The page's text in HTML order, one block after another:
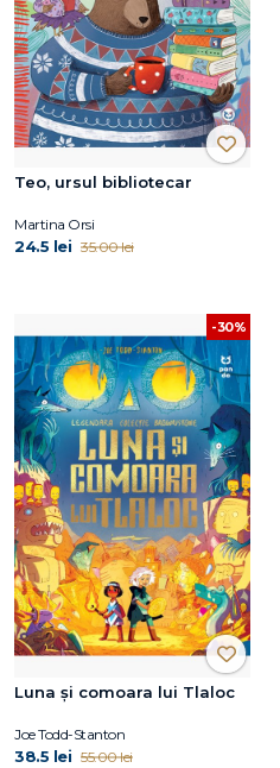
Teo, ursul bibliotecar
Martina Orsi
24.5 lei 35.00 lei
-30%
Luna și comoara lui Tlaloc
Joe Todd-Stanton
38.5 lei 55.00 lei